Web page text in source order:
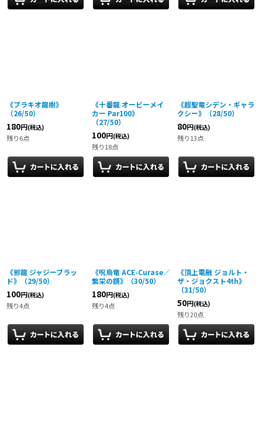
《ブラキオ龍樹》
（26/50）
180円(税込)
残り6点
《十番龍 オービーメイ
カー Par100》
（27/50）
100円(税込)
残り18点
《超聖竜シデン・ギャラ
クシー》（28/50）
80円(税込)
残り13点
《邪龍 ジャジーブラッ
ド》（29/50）
100円(税込)
残り4点
《呪烏竜 ACE-Curase／
繁栄の鏡》（30/50）
180円(税込)
残り4点
《頂上電融 ジョルト・
ザ・ジョクスト4th》
（31/50）
50円(税込)
残り20点